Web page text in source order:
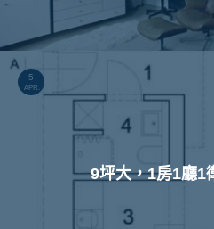
5
APR.
9坪大，1房1廳1